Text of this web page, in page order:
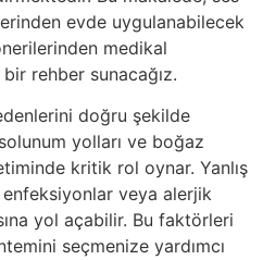
evde uygulanabilecek
medikal
rehber sunacağız.
doğru şekilde
yolları ve boğaz
kritik rol oynar. Yanlış
enfeksiyonlar veya alerjik
yol açabilir. Bu faktörleri
seçmenize yardımcı